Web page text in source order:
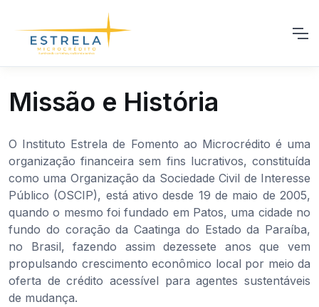
Missão e História
O Instituto Estrela de Fomento ao Microcrédito é uma
organização financeira sem fins lucrativos, constituída
como uma Organização da Sociedade Civil de Interesse
Público (OSCIP), está ativo desde 19 de maio de 2005,
quando o mesmo foi fundado em Patos, uma cidade no
fundo do coração da Caatinga do Estado da Paraíba,
no Brasil, fazendo assim dezessete anos que vem
propulsando crescimento econômico local por meio da
oferta de crédito acessível para agentes sustentáveis
de mudança.